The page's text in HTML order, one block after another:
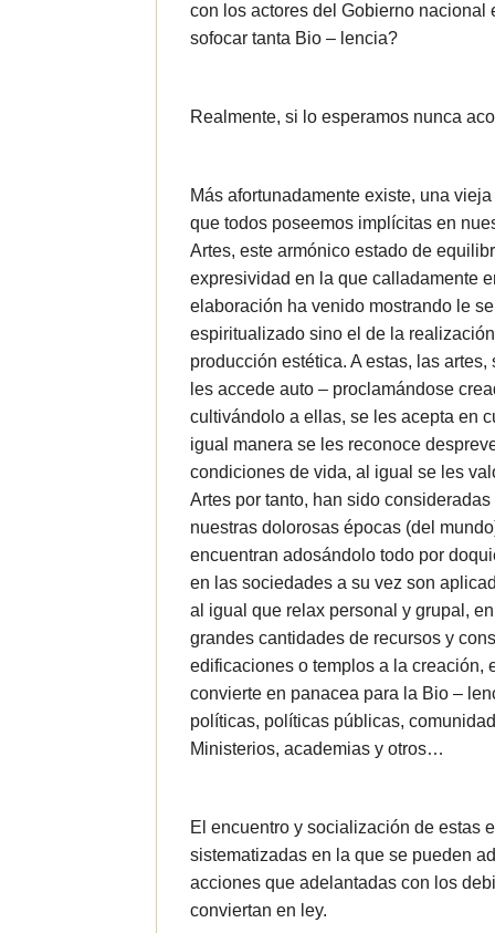
con los actores del Gobierno nacional
sofocar tanta Bio – lencia?
Realmente, si lo esperamos nunca
Más afortunadamente existe, una
que todos poseemos implícitas en
Artes, este armónico estado de
expresividad en la que calladamente
elaboración ha venido mostrando le
espiritualizado sino el de la
producción estética. A estas, las
les accede auto – proclamándose
cultivándolo a ellas, se les acepta en
igual manera se les reconoce
condiciones de vida, al igual se les
Artes por tanto, han sido
nuestras dolorosas épocas (del
encuentran adosándolo todo por
en las sociedades a su vez son
al igual que relax personal y grupal,
grandes cantidades de recursos y
edificaciones o templos a la creación,
convierte en panacea para la Bio –
políticas, políticas públicas,
Ministerios, academias y otros…
El encuentro y socialización de estas
sistematizadas en la que se pueden
acciones que adelantadas con los
conviertan en ley.